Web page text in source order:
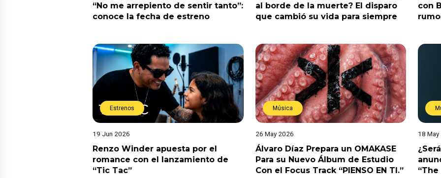
“No me arrepiento de sentir tanto”:
conoce la fecha de estreno
al borde de la muerte? El disparo
que cambió su vida para siempre
con
Estrenos
19 Jun 2026
Renzo Winder apuesta por el
romance con el lanzamiento de
“Tic Tac”
Música
26 May 2026
Álvaro Díaz Prepara un OMAKASE
Para su Nuevo Álbum de Estudio
Con el Focus Track “PIENSO EN TI.”
18